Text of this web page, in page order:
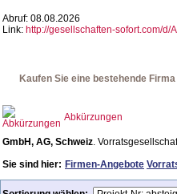
Abruf: 08.08.2026
Link: http://gesellschaften-sofort.com/
Kaufen Sie eine bestehende
Abkürzungen
GmbH, AG, Schweiz.
Sie sind hier: Firmen-Angebote